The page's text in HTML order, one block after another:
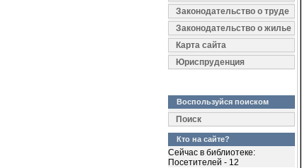
Законодательство о труде
Законодательство о жилье
Карта сайта
Юриспруденция
Воспользуйся поиском
Поиск
Кто на сайте?
Сейчас в библиотеке:
Посетителей - 12